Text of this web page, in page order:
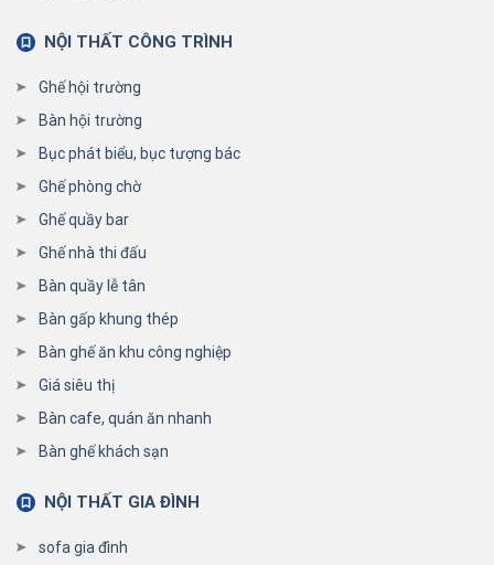
NỘI THẤT CÔNG TRÌNH
Ghế hội trường
Bàn hội trường
Bục phát biểu, bục tượng bác
Ghế phòng chờ
Ghế quầy bar
Ghế nhà thi đấu
Bàn quầy lễ tân
Bàn gấp khung thép
Bàn ghế ăn khu công nghiệp
Giá siêu thị
Bàn cafe, quán ăn nhanh
Bàn ghế khách sạn
NỘI THẤT GIA ĐÌNH
sofa gia đình